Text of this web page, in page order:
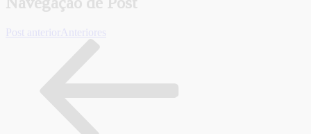
Post anterior Anteriores